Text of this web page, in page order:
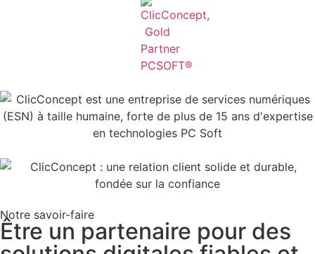
Notre savoir-faire
Être un partenaire pour des